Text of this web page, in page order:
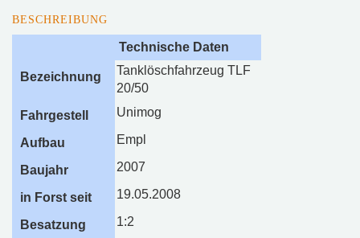
BESCHREIBUNG
Technische Daten
Bezeichnung
Tanklöschfahrzeug TLF
20/50
Fahrgestell
Unimog
Aufbau Empl
Baujahr 2007
in Forst seit 19.05.2008
Besatzung 1:2